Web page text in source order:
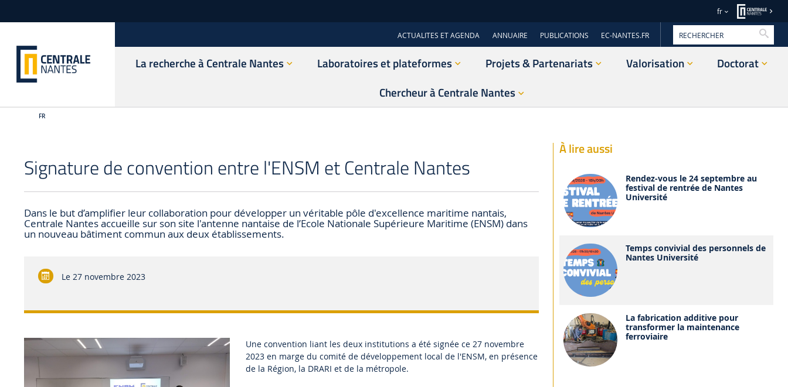
fr
ACTUALITES ET AGENDA ANNUAIRE PUBLICATIONS EC-NANTES.FR
La recherche à Centrale Nantes Laboratoires et plateformes Projets & Partenariats Valorisation
Doctorat
Chercheur à Centrale Nantes
FR
Signature de convention entre l'ENSM et Centrale Nantes
Dans le but d’amplifier leur collaboration pour développer un véritable pôle d'excellence maritime nantais,
Centrale Nantes accueille sur son site l'antenne nantaise de l’Ecole Nationale Supérieure Maritime (ENSM) dans
un nouveau bâtiment commun aux deux établissements.
Le27 novembre 2023
Une convention liant les deux institutions a été signée ce 27 novembre
2023 en marge du comité de développement local de l'ENSM, en présence
de la Région, la DRARI et de la métropole.
À lire aussi
Rendez-vous le 24 septembre au
festival de rentrée de Nantes
Université
Temps convivial des personnels de
Nantes Université
La fabrication additive pour
transformer la maintenance
ferroviaire